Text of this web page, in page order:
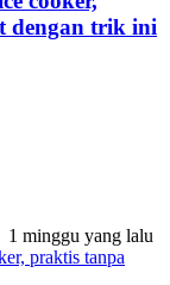
dengan trik ini
1 minggu yang lalu